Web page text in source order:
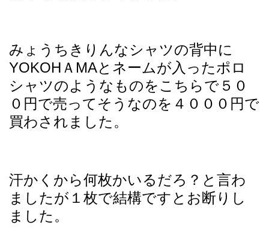
みょうちきりんなシャツの背中に
YOKOHＡMAとネームが入ったポロ
シャツのようなものをこちらで５０
０円で売ってそうなのを４０００円で
買わされました。
汗かくから何枚かいるだろ？と言わ
ましたが１枚で結構ですとお断りし
ました。